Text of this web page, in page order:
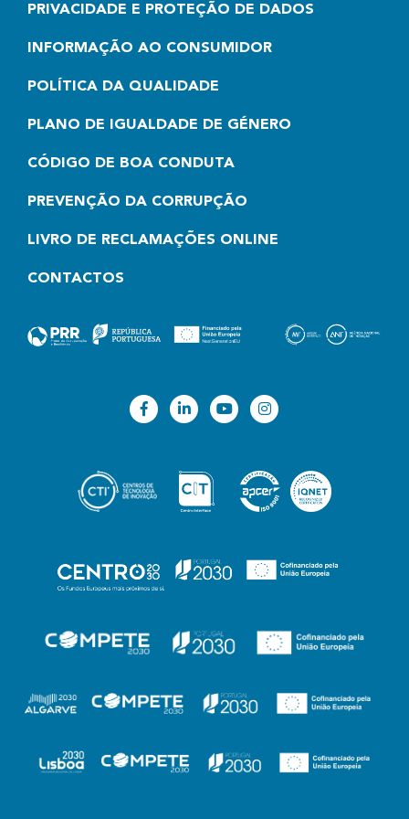
PRIVACIDADE E PROTEÇÃO DE DADOS
INFORMAÇÃO AO CONSUMIDOR
POLÍTICA DA QUALIDADE
PLANO DE IGUALDADE DE GÉNERO
CÓDIGO DE BOA CONDUTA
PREVENÇÃO DA CORRUPÇÃO
LIVRO DE RECLAMAÇÕES ONLINE
CONTACTOS